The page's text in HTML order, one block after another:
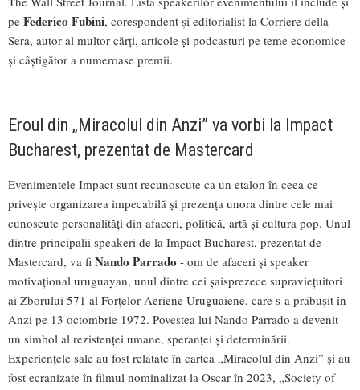
pe Federico Fubini, corespondent și editorialist la Corriere della
Sera, autor al multor cărți, articole și podcasturi pe teme economice
și câștigător a numeroase premii.
Eroul din „Miracolul din Anzi” va vorbi la Impact
Bucharest, prezentat de Mastercard
Evenimentele Impact sunt recunoscute ca un etalon în ceea ce
privește organizarea impecabilă și prezența unora dintre cele mai
cunoscute personalități din afaceri, politică, artă și cultura pop. Unul
dintre principalii speakeri de la Impact Bucharest, prezentat de
Mastercard, va fi Nando Parrado - om de afaceri și speaker
motivațional uruguayan, unul dintre cei șaisprezece supraviețuitori
ai Zborului 571 al Forțelor Aeriene Uruguaiene, care s-a prăbușit în
Anzi pe 13 octombrie 1972. Povestea lui Nando Parrado a devenit
un simbol al rezistenței umane, speranței și determinării.
Experiențele sale au fost relatate în cartea „Miracolul din Anzi” și au
fost ecranizate în filmul nominalizat la Oscar în 2023, „Society of